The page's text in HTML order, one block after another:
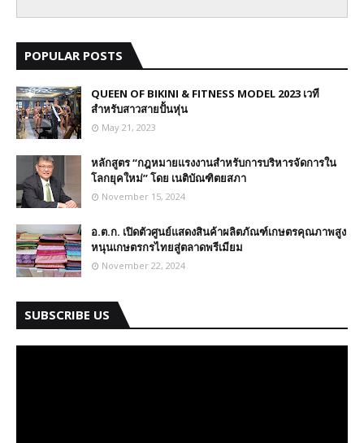
POPULAR POSTS
QUEEN OF BIKINI & FITNESS MODEL 2023 เวที
สำหรับสาวสายปั้นหุ่น
May 21, 2023
หลักสูตร “กฎหมายแรงงานสำหรับการบริหารจัดการใน
โลกยุคใหม่” โดย เนติบัณฑิตยสภา
November 15, 2024
อ.ต.ก. เปิดตัวศูนย์แสดงสินค้าผลิตภัณฑ์เกษตรคุณภาพสูง
หนุนเกษตรกรไทยสู่ตลาดพรีเมียม
November 22, 2024
SUBSCRIBE US